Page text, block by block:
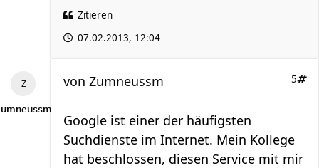
Zitieren
07.02.2013, 12:04
5
von Zumneussm
Google ist einer der häufigsten
Suchdienste im Internet. Mein Kollege
hat beschlossen, diesen Service mit mir